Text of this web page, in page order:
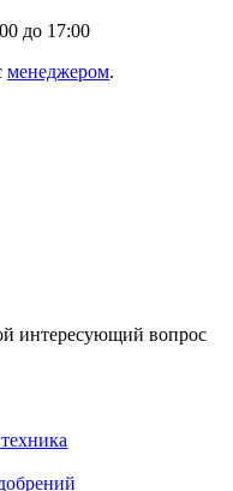
до 17:00
менеджером.
интересующий вопрос